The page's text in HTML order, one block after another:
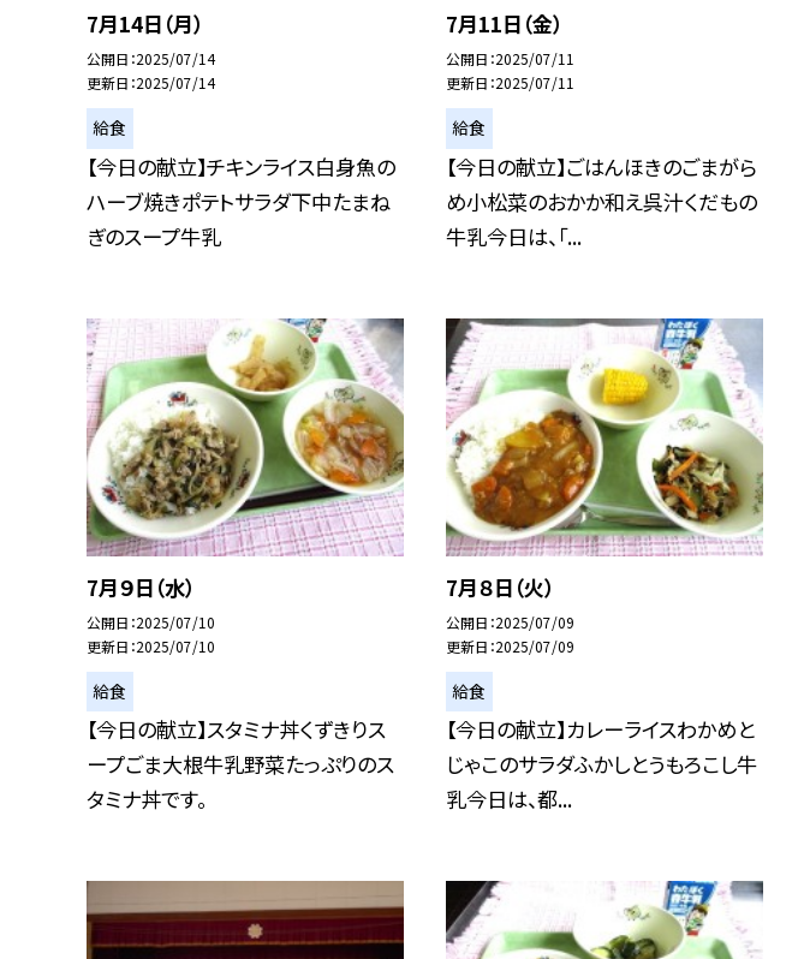
7月14日（月）
公開日 2025/07/14
更新日 2025/07/14
給食
【今日の献立】チキンライス白身魚の
ハーブ焼きポテトサラダ下中たまね
ぎのスープ牛乳
7月11日（金）
公開日 2025/07/11
更新日 2025/07/11
給食
【今日の献立】ごはんほきのごまがら
め小松菜のおかか和え呉汁くだもの
牛乳今日は、「...
7月９日（水）
公開日 2025/07/10
更新日 2025/07/10
給食
【今日の献立】スタミナ丼くずきりス
ープごま大根牛乳野菜たっぷりのス
タミナ丼です。
7月８日（火）
公開日 2025/07/09
更新日 2025/07/09
給食
【今日の献立】カレーライスわかめと
じゃこのサラダふかしとうもろこし牛
乳今日は、都...